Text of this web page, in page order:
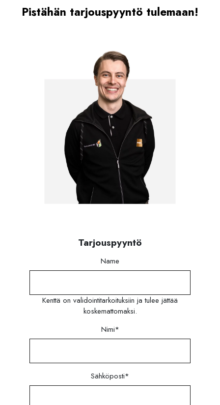
Pistähän tarjouspyyntö tulemaan!
Tarjouspyyntö
Name
Kenttä on validointitarkoituksiin ja tulee jättää
koskemattomaksi.
Nimi*
Sähköposti*